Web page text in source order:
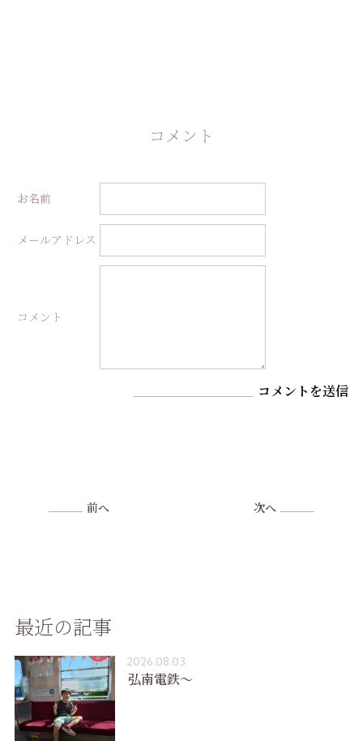
コメント
お名前
メールアドレス
コメント
コメントを送信
前へ 次へ
最近の記事
2026.08.03
弘南電鉄〜